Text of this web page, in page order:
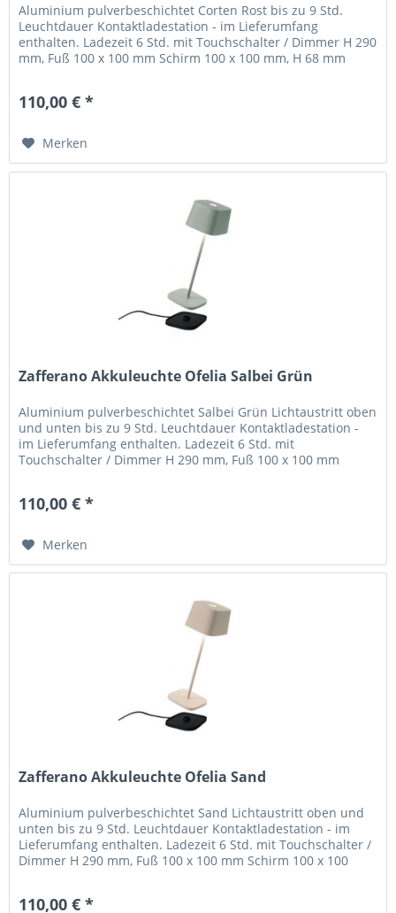
Aluminium pulverbeschichtet Corten Rost bis zu 9 Std.
Leuchtdauer Kontaktladestation - im Lieferumfang
enthalten. Ladezeit 6 Std. mit Touchschalter / Dimmer H 290
mm, Fuß 100 x 100 mm Schirm 100 x 100 mm, H 68 mm
110,00 € *
Merken
Zafferano Akkuleuchte Ofelia Salbei Grün
Aluminium pulverbeschichtet Salbei Grün Lichtaustritt oben
und unten bis zu 9 Std. Leuchtdauer Kontaktladestation -
im Lieferumfang enthalten. Ladezeit 6 Std. mit
Touchschalter / Dimmer H 290 mm, Fuß 100 x 100 mm
110,00 € *
Merken
Zafferano Akkuleuchte Ofelia Sand
Aluminium pulverbeschichtet Sand Lichtaustritt oben und
unten bis zu 9 Std. Leuchtdauer Kontaktladestation - im
Lieferumfang enthalten. Ladezeit 6 Std. mit Touchschalter /
Dimmer H 290 mm, Fuß 100 x 100 mm Schirm 100 x 100
110,00 € *